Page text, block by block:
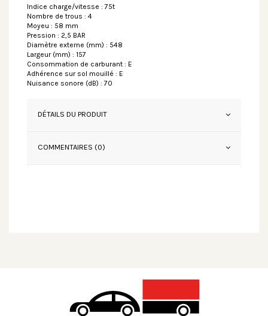
Indice charge/vitesse : 75t
Nombre de trous : 4
Moyeu : 58 mm
Pression : 2,5 BAR
Diamètre externe (mm) : 548
Largeur (mm) : 157
Consommation de carburant : E
Adhérence sur sol mouillé : E
Nuisance sonore (dB) : 70
DÉTAILS DU PRODUIT
COMMENTAIRES (0)